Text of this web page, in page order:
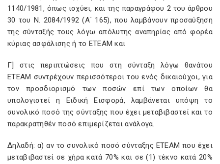
1140/1981, όπως ισχύει, και της παραγράφου 2 του άρθρου
30 του Ν. 2084/1992 (Α΄ 165), που λαμβάνουν προσαύξηση
της σύνταξής τους λόγω απόλυτης αναπηρίας από φορέα
κύριας ασφάλισης ή το ΕΤΕΑΜ και
Γ] στις περιπτώσεις που στη σύνταξη λόγω θανάτου
ΕΤΕΑΜ συντρέχουν περισσότεροι του ενός δικαιούχοι, για
τον προσδιορισμό των ποσών επί των οποίων θα
υπολογιστεί η Ειδική Εισφορά, λαμβάνεται υπόψη το
συνολικό ποσό της σύνταξης που έχει μεταβιβαστεί και το
παρακρατηθέν ποσό επιμερίζεται ανάλογα.
Δηλαδή: α) αν το συνολικό ποσό σύνταξης ΕΤΕΑΜ που έχει
μεταβιβαστεί σε χήρα κατά 70% και σε (1) τέκνο κατά 20%